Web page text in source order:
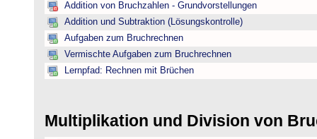
Addition von Bruchzahlen - Grundvorstellungen
Addition und Subtraktion (Lösungskontrolle)
Aufgaben zum Bruchrechnen
Vermischte Aufgaben zum Bruchrechnen
Lernpfad: Rechnen mit Brüchen
Multiplikation und Division von